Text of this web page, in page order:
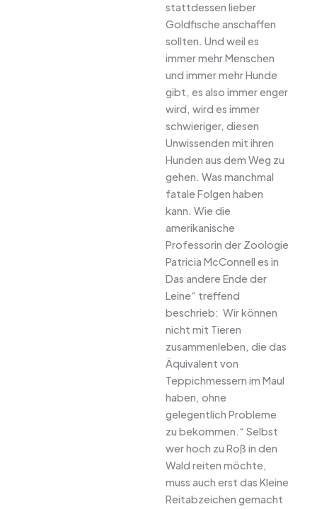
stattdessen lieber
Goldfische anschaffen
sollten. Und weil es
immer mehr Menschen
und immer mehr Hunde
gibt, es also immer enger
wird, wird es immer
schwieriger, diesen
Unwissenden mit ihren
Hunden aus dem Weg zu
gehen. Was manchmal
fatale Folgen haben
kann. Wie die
amerikanische
Professorin der Zoologie
Patricia McConnell es in
Das andere Ende der
Leine“ treffend
beschrieb:  Wir können
nicht mit Tieren
zusammenleben, die das
Äquivalent von
Teppichmessern im Maul
haben, ohne
gelegentlich Probleme
zu bekommen.“ Selbst
wer hoch zu Roß in den
Wald reiten möchte,
muss auch erst das Kleine
Reitabzeichen gemacht